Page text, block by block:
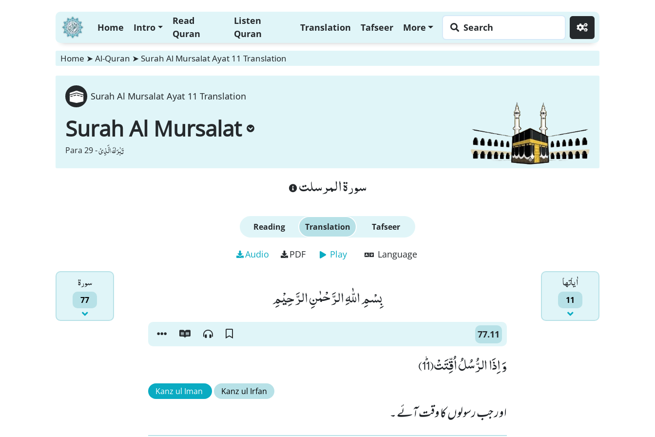
Home Intro
Read
Quran
Listen
Quran
Translation Tafseer More Search
Home ➤ Al-Quran ➤ Surah Al Mursalat Ayat 11 Translation
Surah Al Mursalat Ayat 11 Translation
Surah Al Mursalat
Para 29 -تَبٰرَكَ الَّذِیْ
سورة المرسلت
Reading Translation Tafseer
Audio PDF Play Language
سورۃ
77
اٰياتها
11 بِسْمِ اللّٰهِ الرَّحْمٰنِ الرَّحِیْمِ
77.11
وَ اِذَا الرُّسُلُ اُقِّتَتْﭤ(11)
Kanz ul Iman Kanz ul Irfan
اور جب رسولوں کا وقت آئے ۔